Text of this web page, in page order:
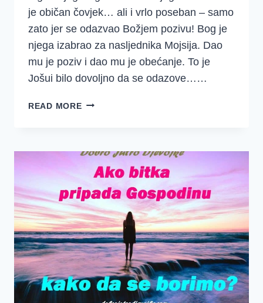
je običan čovjek… ali i vrlo poseban – samo
zato jer se odazvao Božjem pozivu! Bog je
njega izabrao za nasljednika Mojsija. Dao
mu je poziv i dao mu je obećanje. To je
Jošui bilo dovoljno da se odazove……
READ MOREPOBJEDE
I
PADOVI…
1-
10)